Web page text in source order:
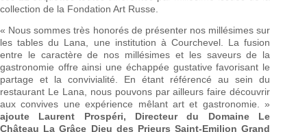
collection de la Fondation Art Russe.
« Nous sommes très honorés de présenter nos millésimes sur
les tables du Lana, une institution à Courchevel. La fusion
entre le caractère de nos millésimes et les saveurs de la
gastronomie offre ainsi une échappée gustative favorisant le
partage et la convivialité. En étant référencé au sein du
restaurant Le Lana, nous pouvons par ailleurs faire découvrir
aux convives une expérience mêlant art et gastronomie. »
ajoute Laurent Prospéri, Directeur du Domaine Le
Château La Grâce Dieu des Prieurs Saint-Emilion Grand